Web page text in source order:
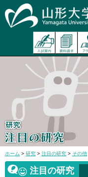
ホーム > 研究 > 注目の研究 > その他
注目の研究